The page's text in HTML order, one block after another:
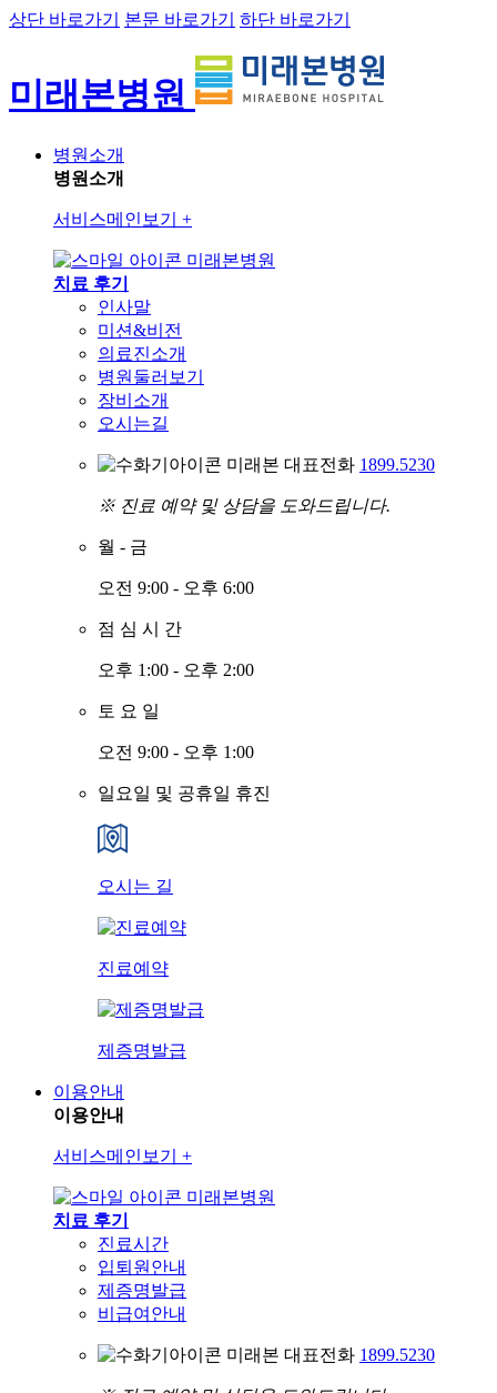
상단 바로가기 본문 바로가기 하단 바로가기
미래본병원
병원소개
병원소개
서비스메인보기 +
미래본병원
치료 후기
인사말
미션&비전
의료진소개
병원둘러보기
장비소개
오시는길
미래본 대표전화 1899.5230
※ 진료 예약 및 상담을 도와드립니다.
월 - 금
오전 9:00 - 오후 6:00
점 심 시 간
오후 1:00 - 오후 2:00
토 요 일
오전 9:00 - 오후 1:00
일요일 및 공휴일 휴진
오시는 길
진료예약
제증명발급
이용안내
이용안내
서비스메인보기 +
미래본병원
치료 후기
진료시간
입퇴원안내
제증명발급
비급여안내
미래본 대표전화 1899.5230